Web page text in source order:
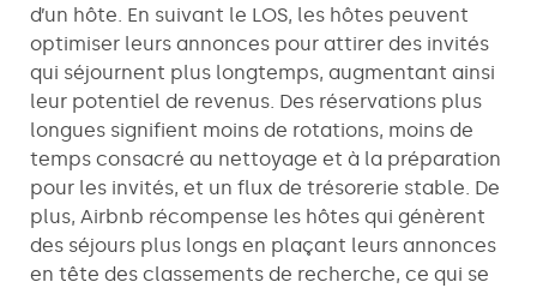
d’un hôte. En suivant le LOS, les hôtes peuvent
optimiser leurs annonces pour attirer des invités
qui séjournent plus longtemps, augmentant ainsi
leur potentiel de revenus. Des réservations plus
longues signifient moins de rotations, moins de
temps consacré au nettoyage et à la préparation
pour les invités, et un flux de trésorerie stable. De
plus, Airbnb récompense les hôtes qui génèrent
des séjours plus longs en plaçant leurs annonces
en tête des classements de recherche, ce qui se